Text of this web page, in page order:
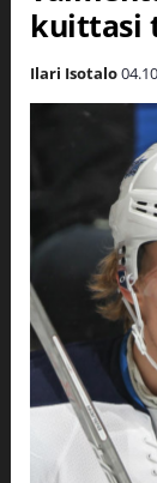
kuittasi
Ilari Isotalo